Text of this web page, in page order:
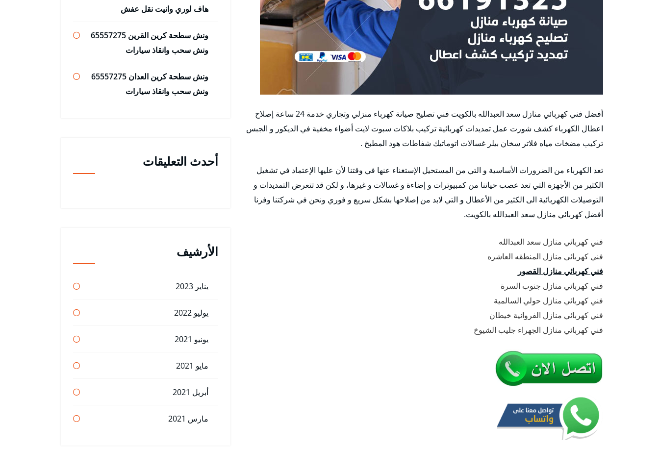
أفضل فني كهربائي منازل سعد العبدالله بالكويت فني تصليح صيانة كهرباء منزلي وتجاري خدمة 24 ساعة إصلاح
اعطال الكهرباء كشف شورت عمل تمديدات كهربائية تركيب بلاكات سبوت لايت أضواء مخفية في الديكور و الجبس
تركيب مضخات مياه فلاتر سخان بيلر غسالات اتوماتيك شفاطات هود المطبخ .
تعد الكهرباء من الضرورات الأساسية و التي من المستحيل الإستغناء عنها في وقتنا لأن عليها الإعتماد في تشغيل
الكثير من الأجهزة التي تعد عصب حياتنا من كمبيوترات و إضاءة و غسالات و غيرها، و لكن قد تتعرض التمديدات و
التوصيلات الكهربائية الى الكثير من الأعطال و التي لابد من إصلاحها بشكل سريع و فوري ونحن في شركتنا وفرنا
أفضل كهربائي منازل سعد العبدالله بالكويت.
فني كهربائي منازل سعد العبدالله
فني كهربائي منازل المنطقه العاشره
فني كهربائي منازل القصور
فني كهربائي منازل جنوب السرة
فني كهربائي منازل حولي السالمية
فني كهربائي منازل الفروانية خيطان
فني كهربائي منازل الجهراء جليب الشيوخ
هاف لوري وانيت نقل عفش
ونش سطحة كرين القرين 65557275
ونش سحب وانقاذ سيارات
ونش سطحة كرين العدان 65557275
ونش سحب وانقاذ سيارات
أحدث التعليقات
الأرشيف
يناير 2023
يوليو 2022
يونيو 2021
مايو 2021
أبريل 2021
مارس 2021